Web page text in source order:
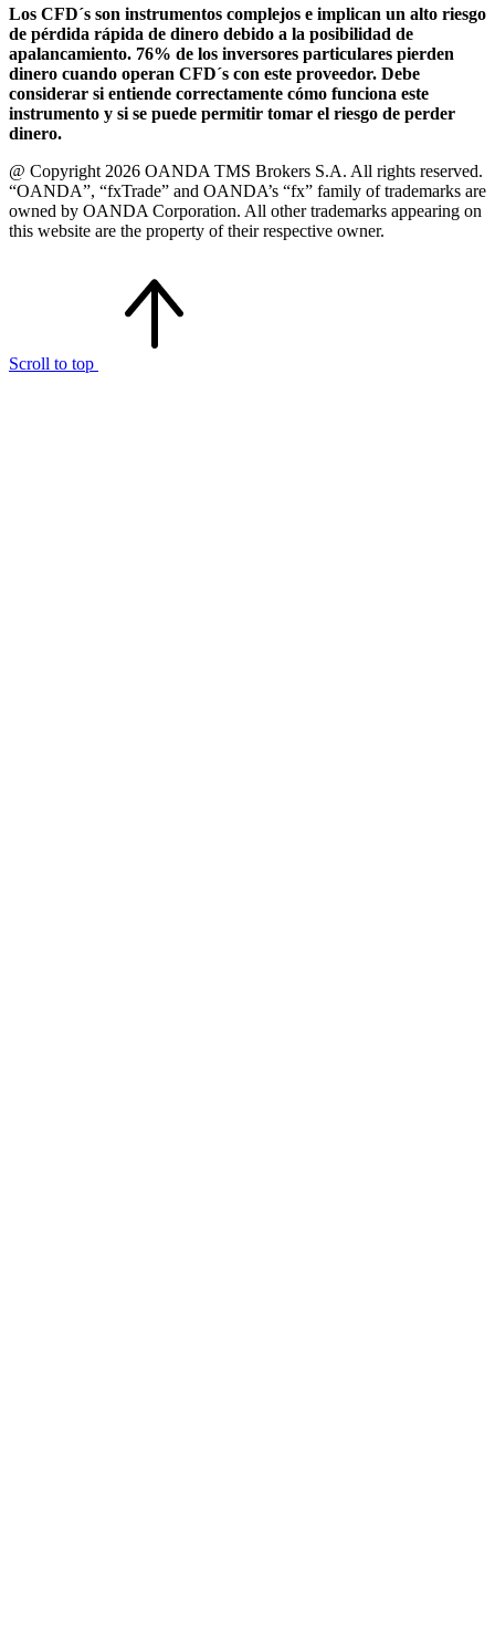
Los CFD´s son instrumentos complejos e implican un alto riesgo
de pérdida rápida de dinero debido a la posibilidad de
apalancamiento. 76% de los inversores particulares pierden
dinero cuando operan CFD´s con este proveedor. Debe
considerar si entiende correctamente cómo funciona este
instrumento y si se puede permitir tomar el riesgo de perder
dinero.
@ Copyright 2026 OANDA TMS Brokers S.A. All rights reserved.
“OANDA”, “fxTrade” and OANDA’s “fx” family of trademarks are
owned by OANDA Corporation. All other trademarks appearing on
this website are the property of their respective owner.
Scroll to top